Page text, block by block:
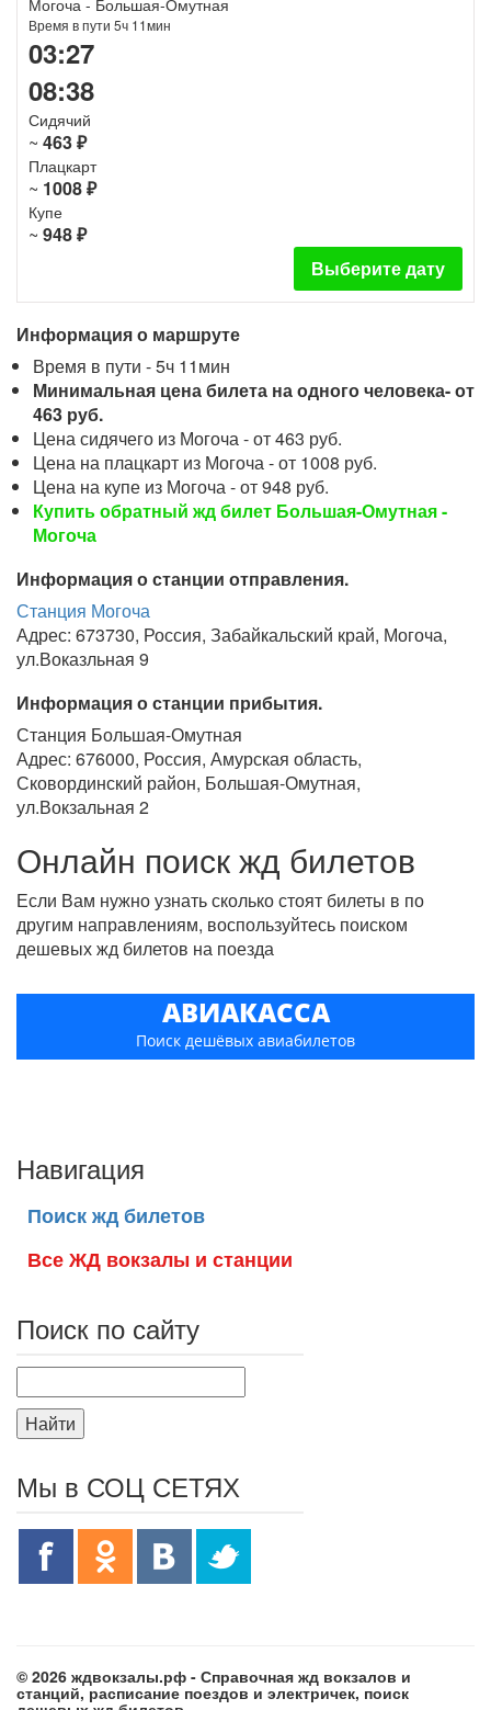
Могоча - Большая-Омутная
Время в пути 5ч 11мин
03:27
08:38
Сидячий
~ 463 ₽
Плацкарт
~ 1008 ₽
Купе
~ 948 ₽
Выберите дату
Информация о маршруте
Время в пути - 5ч 11мин
Минимальная цена билета на одного человека- от
463 руб.
Цена сидячего из Могоча - от 463 руб.
Цена на плацкарт из Могоча - от 1008 руб.
Цена на купе из Могоча - от 948 руб.
Купить обратный жд билет Большая-Омутная -
Могоча
Информация о станции отправления.
Станция Могоча
Адрес: 673730, Россия, Забайкальский край, Могоча,
ул.Воказльная 9
Информация о станции прибытия.
Станция Большая-Омутная
Адрес: 676000, Россия, Амурская область,
Сковординский район, Большая-Омутная,
ул.Вокзальная 2
Онлайн поиск жд билетов
Если Вам нужно узнать сколько стоят билеты в по
другим направлениям, воспользуйтесь поиском
дешевых жд билетов на поезда
АВИАКАССА
Поиск дешёвых авиабилетов
Навигация
Поиск жд билетов
Все ЖД вокзалы и станции
Поиск по сайту
Найти
Мы в СОЦ СЕТЯХ
© 2026 ждвокзалы.рф - Справочная жд вокзалов и
станций, расписание поездов и электричек, поиск